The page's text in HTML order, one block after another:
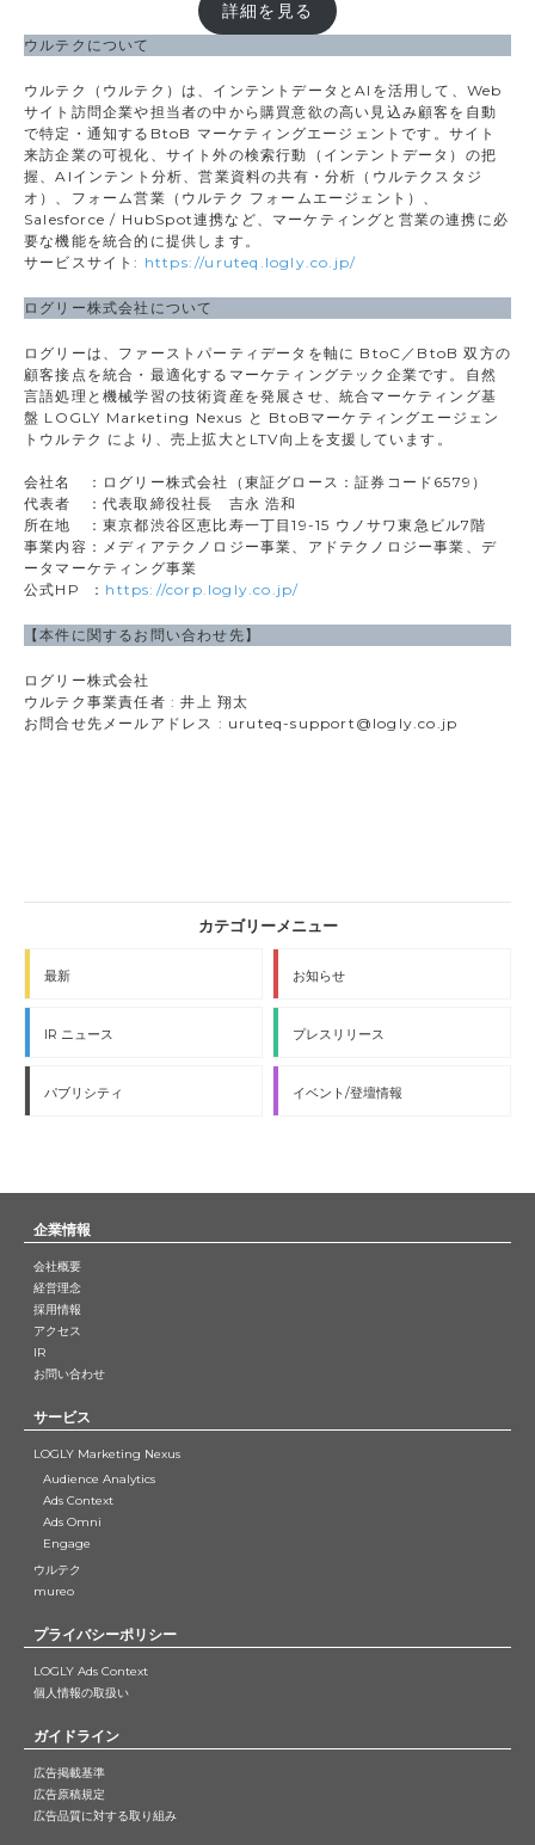
詳細を見る
ウルテクについて
ウルテク（ウルテク）は、インテントデータとAIを活用して、Web
サイト訪問企業や担当者の中から購買意欲の高い見込み顧客を自動
で特定・通知するBtoB マーケティングエージェントです。サイト
来訪企業の可視化、サイト外の検索行動（インテントデータ）の把
握、AIインテント分析、営業資料の共有・分析（ウルテクスタジ
オ）、フォーム営業（ウルテク フォームエージェント）、
Salesforce / HubSpot連携など、マーケティングと営業の連携に必
要な機能を統合的に提供します。
サービスサイト: https://uruteq.logly.co.jp/
ログリー株式会社について
ログリーは、ファーストパーティデータを軸に BtoC／BtoB 双方の
顧客接点を統合・最適化するマーケティングテック企業です。自然
言語処理と機械学習の技術資産を発展させ、統合マーケティング基
盤 LOGLY Marketing Nexus と BtoBマーケティングエージェン
トウルテク により、売上拡大とLTV向上を支援しています。
会社名 ：ログリー株式会社（東証グロース：証券コード6579）
代表者 ：代表取締役社長 吉永 浩和
所在地 ：東京都渋谷区恵比寿一丁目19-15 ウノサワ東急ビル7階
事業内容：メディアテクノロジー事業、アドテクノロジー事業、デ
ータマーケティング事業
公式HP ： https://corp.logly.co.jp/
【本件に関するお問い合わせ先】
ログリー株式会社
ウルテク事業責任者 : 井上 翔太
お問合せ先メールアドレス : uruteq-support@logly.co.jp
最新 お知らせ
IR ニュース プレスリリース
パブリシティ イベント/登壇情報
企業情報
会社概要
経営理念
採用情報
アクセス
IR
お問い合わせ
サービス
LOGLY Marketing Nexus
Audience Analytics
Ads Context
Ads Omni
Engage
ウルテク
mureo
プライバシーポリシー
LOGLY Ads Context
個人情報の取扱い
ガイドライン
広告掲載基準
広告原稿規定
広告品質に対する取り組み